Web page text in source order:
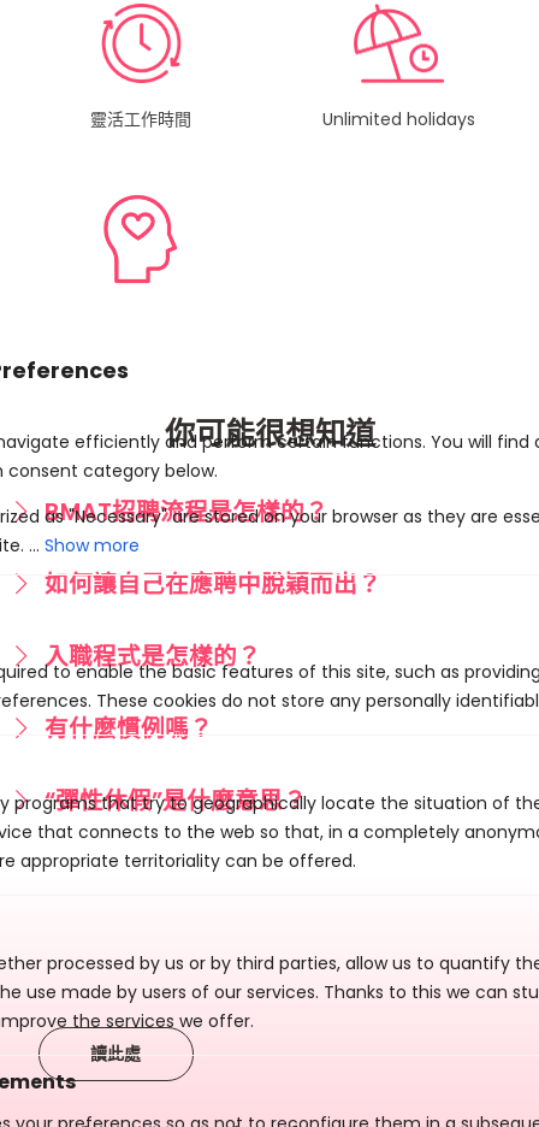
Show more
to enable the basic features of this site, such as
These cookies do not store any personally
programs that try to geographically locate the situation of
that connects to the web so that, in a completely
appropriate territoriality can be offered.
processed by us or by third parties, allow us to quantify
use made by users of our services. Thanks to this we can
the services we offer.
靈活工作時間 Unlimited holidays
你可能很想知道
BMAT招聘流程是怎樣的？
如何讓自己在應聘中脫穎而出？
入職程式是怎樣的？
有什麼慣例嗎？
“彈性休假”是什麼意思？
讀此處